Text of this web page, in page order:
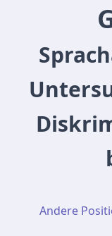
Andere